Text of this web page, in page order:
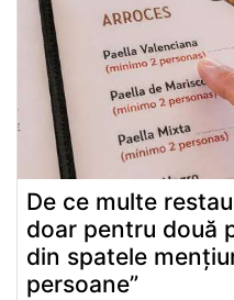
De ce multe
doar pentru două
din spatele
persoane”